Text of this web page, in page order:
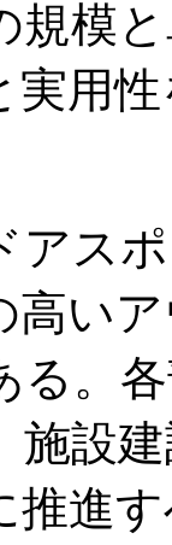
規模
実用
アス
高い
る。
施設
推進